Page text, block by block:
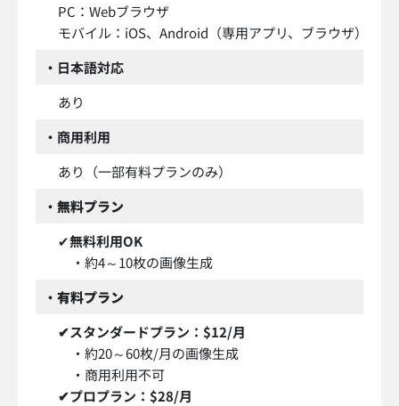
PC：Webブラウザ
モバイル：iOS、Android（専用アプリ、ブラウザ）
・日本語対応
あり
・商用利用
あり（一部有料プランのみ）
・ 無料プラン
✔無料利用OK
・約4～10枚の画像生成
・ 有料プラン
✔スタンダードプラン：$12/月
・約20～60枚/月の画像生成
・商用利用不可
✔プロプラン：$28/月